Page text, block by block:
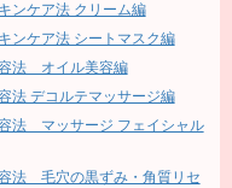
ンケア法 クリーム編
ンケア法 シートマスク編
法 オイル美容編
法 デコルテマッサージ編
法 マッサージ フェイシャル
法 毛穴の黒ずみ・角質リセ